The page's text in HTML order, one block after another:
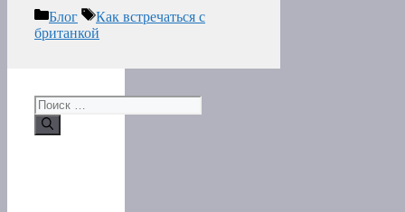
Рубрики
Блог Метки
Как встречаться с
британкой
Поиск: